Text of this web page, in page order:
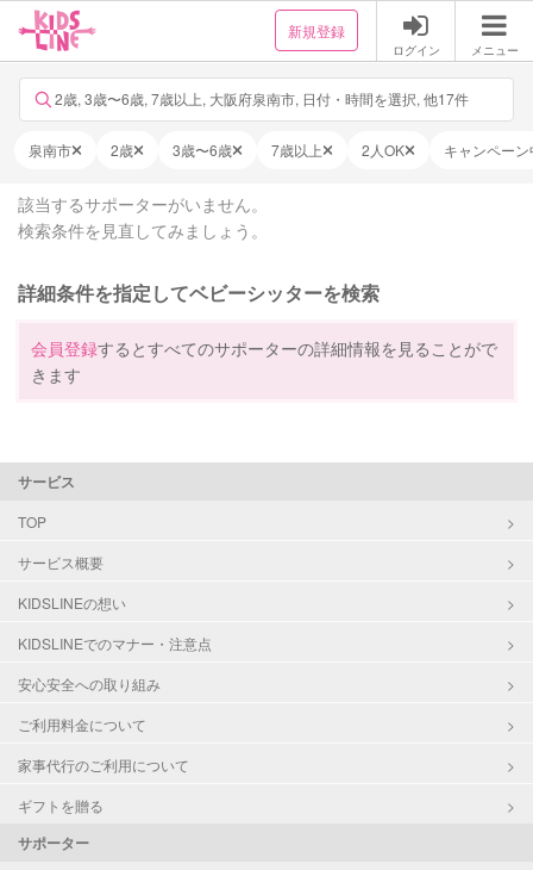
新規登録
ログイン メニュー
2歳, 3歳〜6歳, 7歳以上, 大阪府泉南市, 日付・時間を選択, 他17件
泉南市 2歳 3歳〜6歳 7歳以上 2人OK キャンペーン
該当するサポーターがいません。
検索条件を見直してみましょう。
詳細条件を指定してベビーシッターを検索
会員登録するとすべてのサポーターの詳細情報を見ることがで
きます
サービス
TOP
サービス概要
KIDSLINEの想い
KIDSLINEでのマナー・注意点
安心安全への取り組み
ご利用料金について
家事代行のご利用について
ギフトを贈る
サポーター